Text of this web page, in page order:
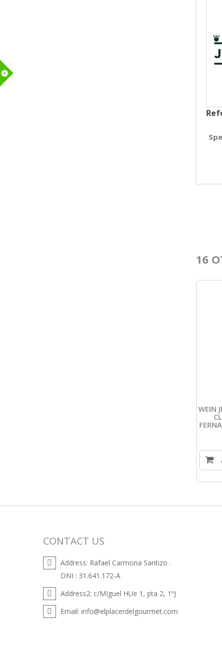
16
WEIN
CONTACT US
Address: Rafael Carmona Santizo .
DNI : 31.641.172-A
Address2: c/MIguel HUe 1, pta 2, 1ºJ
Email: info@elplacerdelgourmet.com